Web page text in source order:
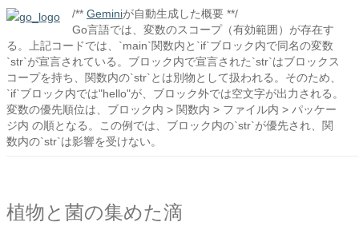
/** Geminiが自動生成した概要 **/
Go言語では、変数のスコープ（有効範囲）が存在す
る。上記コードでは、`main`関数内と`if`ブロック内で同名の変数
`str`が宣言されている。ブロック内で宣言された`str`はブロックス
コープを持ち、関数内の`str`とは別物として扱われる。そのため、
`if`ブロック内では"hello"が、ブロック外では空文字が出力される。
変数の優先順位は、ブロック内 > 関数内 > ファイル内 > パッケー
ジ内 の順となる。この例では、ブロック内の`str`が優先され、関
数内の`str`は影響を受けない。
植物と菌の集めた滴